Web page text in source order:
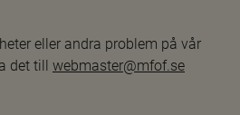
eller andra problem på vår
det till webmaster@mfof.se